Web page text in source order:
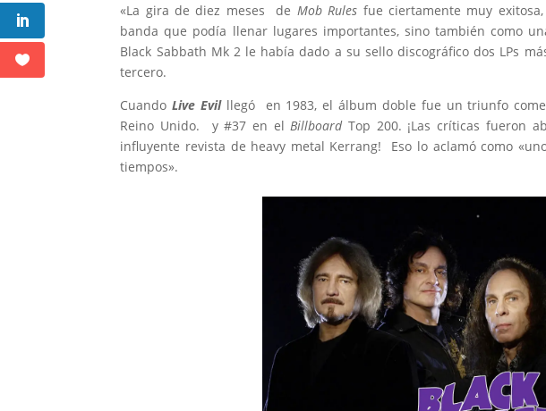
«La gira de diez meses de Mob Rules fue ciertamente muy
banda que podía llenar lugares importantes, sino también como
Black Sabbath Mk 2 le había dado a su sello discográfico dos LPs
tercero.
CuandoLive Evilllegó en 1983, el álbum doble fue un triunfo
Reino Unido. y #37 en elBillboardTop 200. ¡Las críticas fueron
influyente revista de heavy metal Kerrang! Eso lo aclamó como
tiempos».